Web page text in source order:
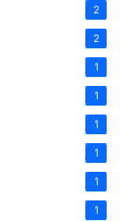
2
2
1
1
1
1
1
1